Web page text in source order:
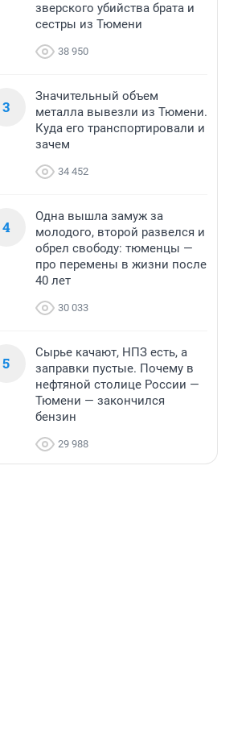
зверского убийства брата и
сестры из Тюмени
38 950
3
Значительный объем
металла вывезли из Тюмени.
Куда его транспортировали и
зачем
34 452
4
Одна вышла замуж за
молодого, второй развелся и
обрел свободу: тюменцы —
про перемены в жизни после
40 лет
30 033
5
Сырье качают, НПЗ есть, а
заправки пустые. Почему в
нефтяной столице России —
Тюмени — закончился
бензин
29 988